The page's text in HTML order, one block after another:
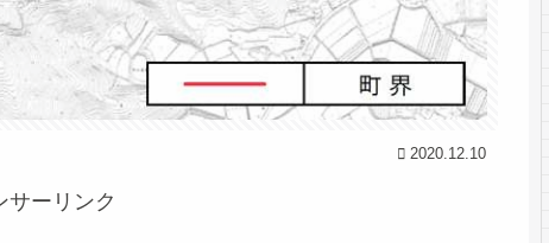
2020.12.10
サーリンク